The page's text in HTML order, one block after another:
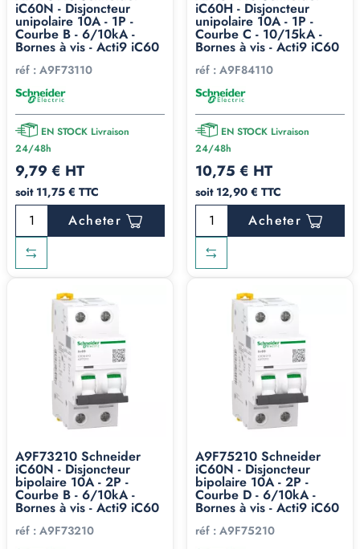
iC60N - Disjoncteur
unipolaire 10A - 1P -
Courbe B - 6/10kA -
Bornes à vis - Acti9 iC60
réf : A9F73110
EN STOCK Livraison
24/48h
9,79 € HT
soit 11,75 € TTC
Acheter
iC60H - Disjoncteur
unipolaire 10A - 1P -
Courbe C - 10/15kA -
Bornes à vis - Acti9 iC60
réf : A9F84110
EN STOCK Livraison
24/48h
10,75 € HT
soit 12,90 € TTC
Acheter
A9F73210 Schneider
iC60N - Disjoncteur
bipolaire 10A - 2P -
Courbe B - 6/10kA -
Bornes à vis - Acti9 iC60
réf : A9F73210
A9F75210 Schneider
iC60N - Disjoncteur
bipolaire 10A - 2P -
Courbe D - 6/10kA -
Bornes à vis - Acti9 iC60
réf : A9F75210